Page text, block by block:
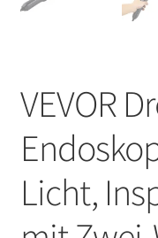
VEVOR
Licht,